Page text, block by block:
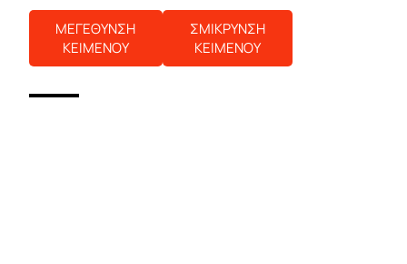
ΜΕΓΕΘΥΝΣΗ
ΚΕΙΜΕΝΟΥ
ΣΜΙΚΡΥΝΣΗ
ΚΕΙΜΕΝΟΥ